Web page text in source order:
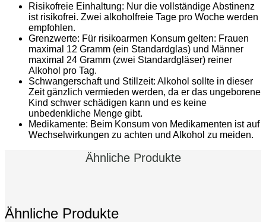
Risikofreie Einhaltung: Nur die vollständige Abstinenz
ist risikofrei. Zwei alkoholfreie Tage pro Woche werden
empfohlen.
Grenzwerte: Für risikoarmen Konsum gelten: Frauen
maximal 12 Gramm (ein Standardglas) und Männer
maximal 24 Gramm (zwei Standardgläser) reiner
Alkohol pro Tag.
Schwangerschaft und Stillzeit: Alkohol sollte in dieser
Zeit gänzlich vermieden werden, da er das ungeborene
Kind schwer schädigen kann und es keine
unbedenkliche Menge gibt.
Medikamente: Beim Konsum von Medikamenten ist auf
Wechselwirkungen zu achten und Alkohol zu meiden.
Ähnliche Produkte
Ähnliche Produkte